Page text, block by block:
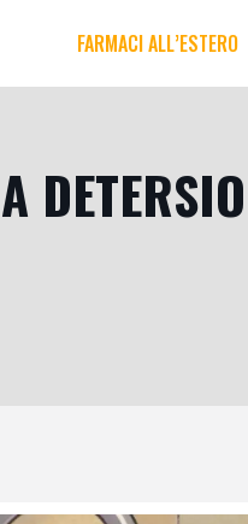
FARMACI ALL’ESTERO